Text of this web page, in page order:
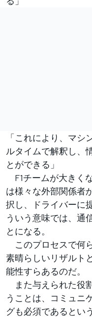
「これにより、マ
ルタイムで解釈し、
とができる」
F1チームが大きく
は様々な外部関係者
択し、ドライバーに
ういう意味では、通
とになる。
このプロセスで何
素晴らしいリザルト
能性すらあるのだ。
また与えられた役
うことは、コミュニ
グも必須であるとい